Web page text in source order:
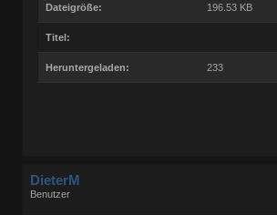
Dateigröße: 196.53 KB
Titel:
Heruntergeladen: 233
DieterM
Benutzer